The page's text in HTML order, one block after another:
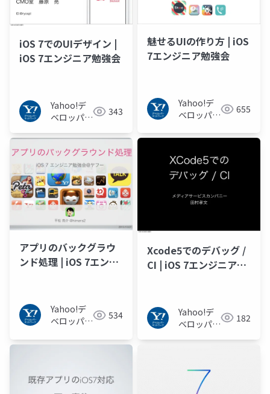
iOS 7でのUIデザイン |
iOS 7エンジニア勉強会
Yahoo!デ
ベロッパー
ク
343
魅せるUIの作り方 | iOS
7エンジニア勉強会
Yahoo!デ
ベロッパー
ク
655
アプリのバックグラウ
ンド処理 | iOS 7エンジ
Yahoo!デ
ベロッパー
534
Xcode5でのデバッグ /
CI | iOS 7エンジニア勉
Yahoo!デ
ベロッパー
182